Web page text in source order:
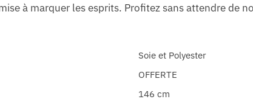
à marquer les esprits. Profitez sans attendre de
Soie et Polyester
OFFERTE
146 cm